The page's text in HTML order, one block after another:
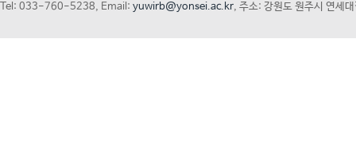
Tel: 033-760-5238, Email: yuwirb@yonsei.ac.kr, 주소: 강원도 원주시 연세